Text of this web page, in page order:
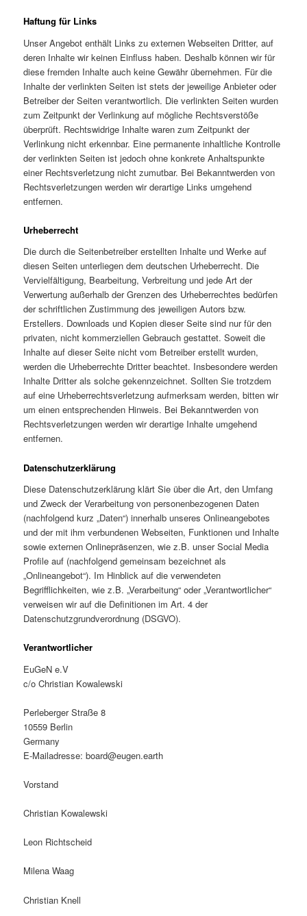
Haftung für Links
Unser Angebot enthält Links zu externen Webseiten Dritter, auf
deren Inhalte wir keinen Einfluss haben. Deshalb können wir für
diese fremden Inhalte auch keine Gewähr übernehmen. Für die
Inhalte der verlinkten Seiten ist stets der jeweilige Anbieter oder
Betreiber der Seiten verantwortlich. Die verlinkten Seiten wurden
zum Zeitpunkt der Verlinkung auf mögliche Rechtsverstöße
überprüft. Rechtswidrige Inhalte waren zum Zeitpunkt der
Verlinkung nicht erkennbar. Eine permanente inhaltliche Kontrolle
der verlinkten Seiten ist jedoch ohne konkrete Anhaltspunkte
einer Rechtsverletzung nicht zumutbar. Bei Bekanntwerden von
Rechtsverletzungen werden wir derartige Links umgehend
entfernen.
Urheberrecht
Die durch die Seitenbetreiber erstellten Inhalte und Werke auf
diesen Seiten unterliegen dem deutschen Urheberrecht. Die
Vervielfältigung, Bearbeitung, Verbreitung und jede Art der
Verwertung außerhalb der Grenzen des Urheberrechtes bedürfen
der schriftlichen Zustimmung des jeweiligen Autors bzw.
Erstellers. Downloads und Kopien dieser Seite sind nur für den
privaten, nicht kommerziellen Gebrauch gestattet. Soweit die
Inhalte auf dieser Seite nicht vom Betreiber erstellt wurden,
werden die Urheberrechte Dritter beachtet. Insbesondere werden
Inhalte Dritter als solche gekennzeichnet. Sollten Sie trotzdem
auf eine Urheberrechtsverletzung aufmerksam werden, bitten wir
um einen entsprechenden Hinweis. Bei Bekanntwerden von
Rechtsverletzungen werden wir derartige Inhalte umgehend
entfernen.
Datenschutzerklärung
Diese Datenschutzerklärung klärt Sie über die Art, den Umfang
und Zweck der Verarbeitung von personenbezogenen Daten
(nachfolgend kurz „Daten“) innerhalb unseres Onlineangebotes
und der mit ihm verbundenen Webseiten, Funktionen und Inhalte
sowie externen Onlinepräsenzen, wie z.B. unser Social Media
Profile auf (nachfolgend gemeinsam bezeichnet als
„Onlineangebot“). Im Hinblick auf die verwendeten
Begrifflichkeiten, wie z.B. „Verarbeitung“ oder „Verantwortlicher“
verweisen wir auf die Definitionen im Art. 4 der
Datenschutzgrundverordnung (DSGVO).
Verantwortlicher
EuGeN e.V
c/o Christian Kowalewski
Perleberger Straße 8
10559 Berlin
Germany
E-Mailadresse:board@eugen.earth
Vorstand
Christian Kowalewski
Leon Richtscheid
Milena Waag
Christian Knell